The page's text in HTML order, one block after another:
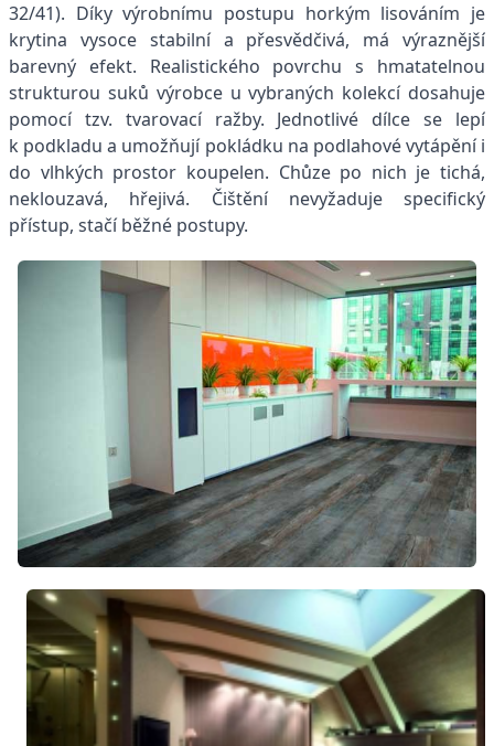
32/41). Díky výrobnímu postupu horkým lisováním je
krytina vysoce stabilní a přesvědčivá, má výraznější
barevný efekt. Realistického povrchu s hmatatelnou
strukturou suků výrobce u vybraných kolekcí dosahuje
pomocí tzv. tvarovací ražby. Jednotlivé dílce se lepí
k podkladu a umožňují pokládku na podlahové vytápění i
do vlhkých prostor koupelen. Chůze po nich je tichá,
neklouzavá, hřejivá. Čištění nevyžaduje specifický
přístup, stačí běžné postupy.